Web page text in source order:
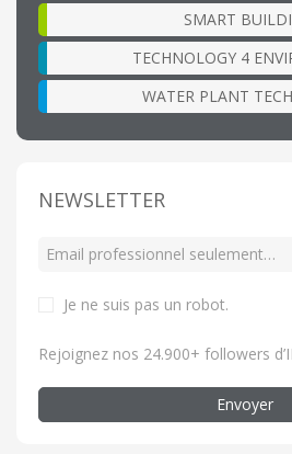
SMART
TECHNOLOGY 4
WATER PLANT
NEWSLETTER
Je ne suis pas un robot.
Rejoignez nos 24.900+ followers
Envoyer